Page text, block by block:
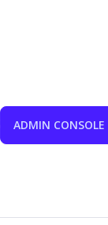
ADMIN CONSOLE